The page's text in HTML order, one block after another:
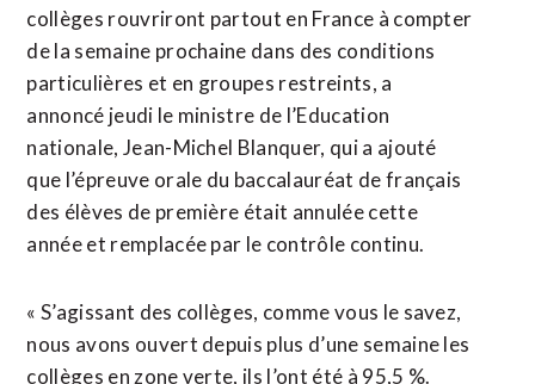
collèges rouvriront partout en France à compter
de la semaine prochaine dans des conditions
particulières et en groupes restreints, a
annoncé jeudi le ministre de l’Education
nationale, Jean-Michel Blanquer, qui a ajouté
que l’épreuve orale du baccalauréat de français
des élèves de première était annulée cette
année et remplacée par le contrôle continu.
« S’agissant des collèges, comme vous le savez,
nous avons ouvert depuis plus d’une semaine les
collèges en zone verte, ils l’ont été à 95,5 %.